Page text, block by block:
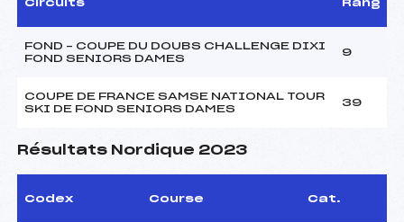
Circuits Rang
FOND – COUPE DU DOUBS CHALLENGE DIXI
FOND SENIORS DAMES
9
COUPE DE FRANCE SAMSE NATIONAL TOUR
SKI DE FOND SENIORS DAMES
39
Résultats Nordique 2023
Codex Course Cat.